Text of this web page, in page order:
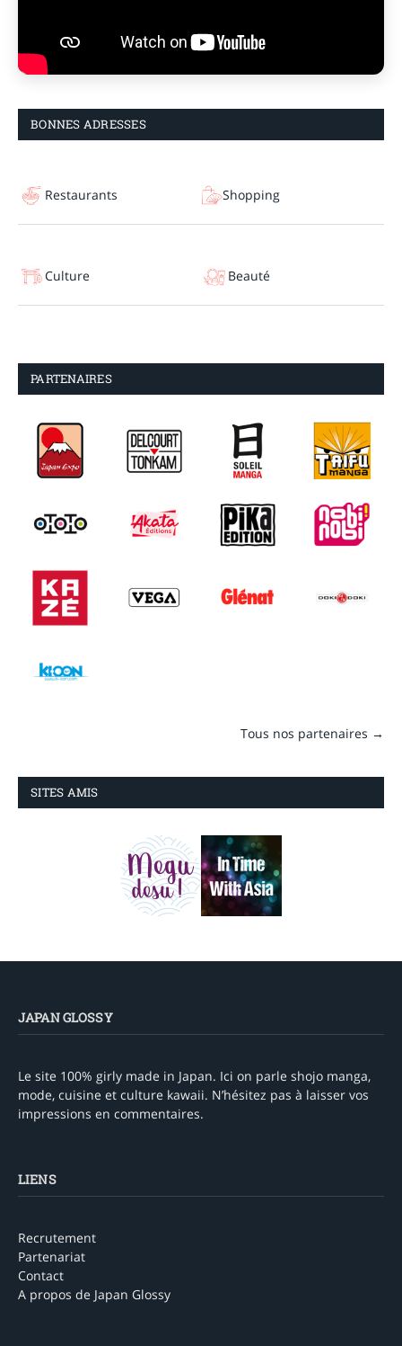
BONNES ADRESSES
Restaurants Shopping
Culture Beauté
PARTENAIRES
Tous nos partenaires →
SITES AMIS
JAPAN GLOSSY
Le site 100% girly made in Japan. Ici on parle shojo manga,
mode, cuisine et culture kawaii. N’hésitez pas à laisser vos
impressions en commentaires.
LIENS
Recrutement
Partenariat
Contact
A propos de Japan Glossy